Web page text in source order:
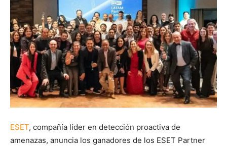
ESET, compañía líder en detección proactiva de
amenazas, anuncia los ganadores de los ESET Partner